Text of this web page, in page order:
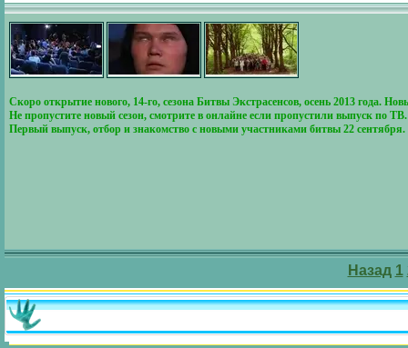
Скоро открытие нового, 14-го, сезона Битвы Экстрасенсов, осень 2013 года.
Не пропустите новый сезон, смотрите в онлайне если пропустили выпуск по ТВ.
Первый выпуск, отбор и знакомство с новыми участниками битвы 22 сентября.
Назад 1